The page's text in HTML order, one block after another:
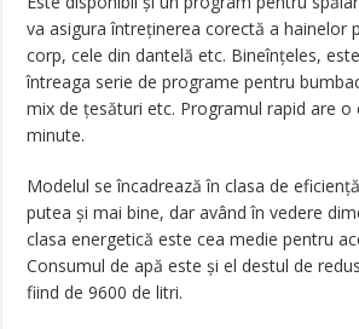
va asigura întreținerea corectă a hainelor
corp, cele din dantelă etc. Bineînțeles,
întreaga serie de programe pentru
mix de țesături etc. Programul rapid are o
minute.
Modelul se încadrează în clasa de
putea și mai bine, dar având în vedere
clasa energetică este cea medie pentru
Consumul de apă este și el destul de
fiind de 9600 de litri.